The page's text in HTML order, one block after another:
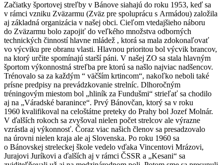
Začiatky športovej streľby v Bánove siahajú do roku 1953, keď sa
v rámci vzniku Zväzarmu (Zväz pre spoluprácu s Armádou) založila
aj základná organizácia v našej obci. Cieľom vtedajšieho náboru
do Zväzarmu bolo zapojiť do veľkého množstva odborných
technických činností hlavne mládež , ktorá sa mala zdokonaľovať
vo výcviku pre obranu vlasti. Hlavnou prioritou bol výcvik brancov,
na ktorý určite spomínajú starší páni. V našej ZO sa stala hlavným
športom výkonnostná streľba pre ktorú sa našlo najviac nadšencov.
Trénovalo sa za každým “ väčším krtincom“, nakoľko neboli také
prísne predpisy na prevádzkovanie strelníc. Dlhoročným
tréningovým miestom bol „hliník za Fundušmi“ strieľať sa chodilo
aj na „Váradské baranince“. Prvý Bánovčan, ktorý sa v roku
1960 kvalifikoval na celoštátne preteky do Prahy bol Jozef Molnár.
V ďalších rokoch sa zvyšoval nielen počet strelcov ale výrazne
vzrástla aj výkonnosť. Čoraz viac našich členov sa presadzovalo
na úrovni nielen kraja ale aj Slovenska. Po roku 1960 sa
o Bánovskej streleckej škole vedelo vďaka Vincentovi Mrázovi,
Jurajovi Juríkovi a ďalších aj v rámci ČSSR a „Kesani“ sa